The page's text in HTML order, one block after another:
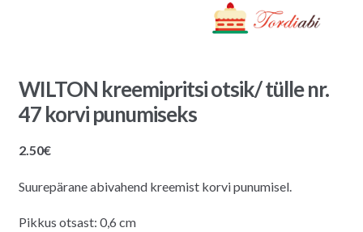
WILTON kreemipritsi otsik/ tülle nr.
47 korvi punumiseks
2.50€
Suurepärane abivahend kreemist korvi punumisel.
Pikkus otsast: 0,6 cm